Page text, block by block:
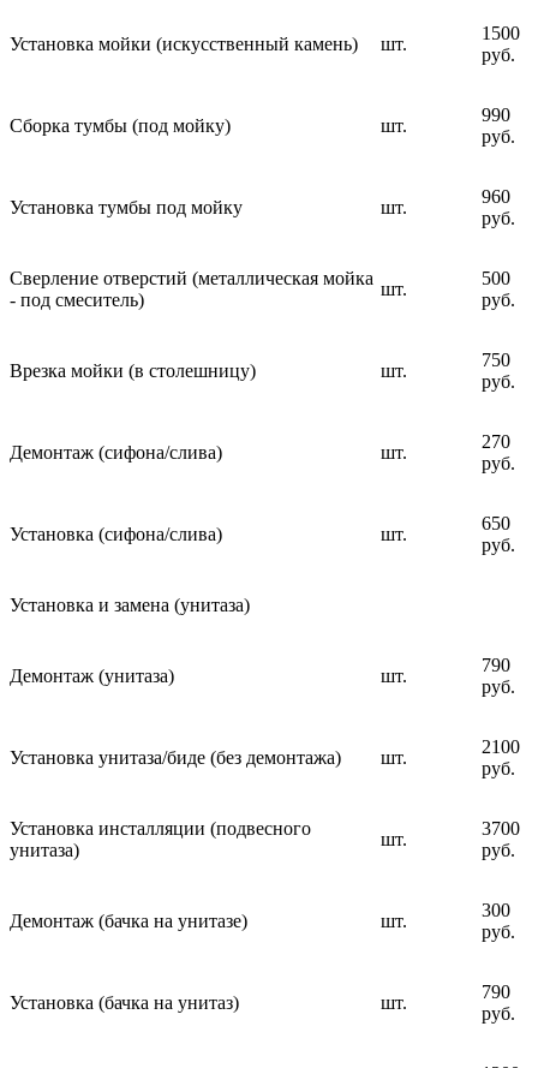
Установка мойки (искусственный камень) шт.
1500
руб.
Сборка тумбы (под мойку) шт.
990
руб.
Установка тумбы под мойку шт.
960
руб.
Сверление отверстий (металлическая мойка
- под смеситель)
шт.
500
руб.
Врезка мойки (в столешницу) шт.
750
руб.
Демонтаж (сифона/слива) шт.
270
руб.
Установка (сифона/слива) шт.
650
руб.
Установка и замена (унитаза)
Демонтаж (унитаза) шт.
790
руб.
Установка унитаза/биде (без демонтажа) шт.
2100
руб.
Установка инсталляции (подвесного
унитаза)
шт.
3700
руб.
Демонтаж (бачка на унитазе) шт.
300
руб.
Установка (бачка на унитаз) шт.
790
руб.